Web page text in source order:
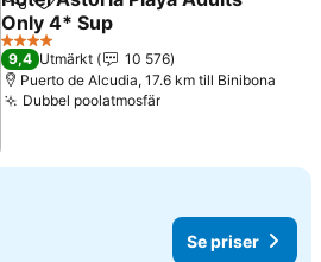
Dela Lägg till i Mina Favoriter
Only 4* Sup
Se priser
4 Stjärnor
9,4 Utmärkt
10 576
Puerto de Alcudia, 17.6 km till Binibona
Dubbel poolatmosfärSe priser
Se priser